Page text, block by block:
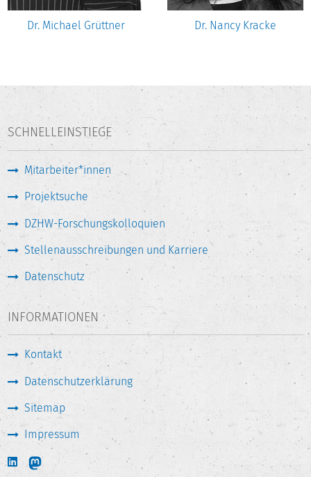
Dr. Michael Grüttner Dr. Nancy Kracke
SCHNELLEINSTIEGE
Mitarbeiter*innen
Projektsuche
DZHW-Forschungskolloquien
Stellenausschreibungen und Karriere
Datenschutz
INFORMATIONEN
Kontakt
Datenschutzerklärung
Sitemap
Impressum